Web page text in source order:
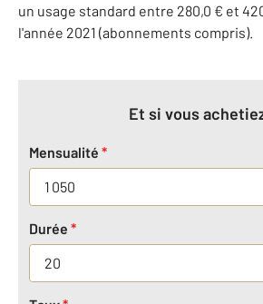
un usage standard entre 280,0 € et
l'année 2021 (abonnements compris).
Et si vous
Mensualité *
Durée *